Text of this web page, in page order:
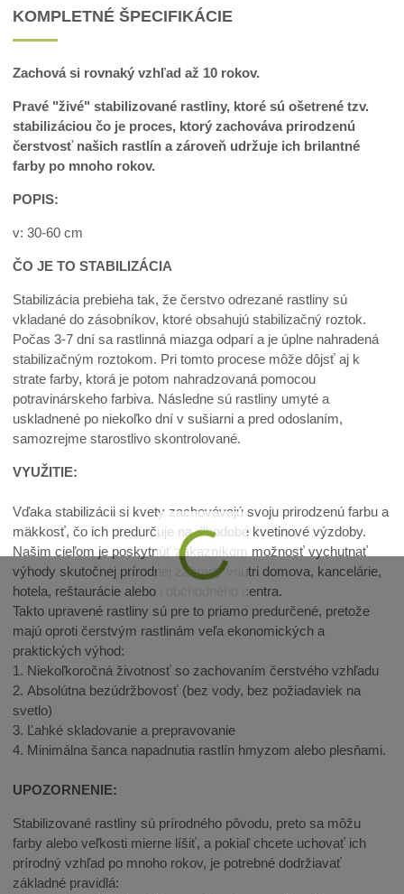
KOMPLETNÉ ŠPECIFIKÁCIE
Zachová si rovnaký vzhľad až 10 rokov.
Pravé "živé" stabilizované rastliny, ktoré sú ošetrené tzv.
stabilizáciou čo je proces, ktorý zachováva prirodzenú
čerstvosť našich rastlín a zároveň udržuje ich brilantné
farby po mnoho rokov.
POPIS:
v: 30-60 cm
ČO JE TO STABILIZÁCIA
Stabilizácia prebieha tak, že čerstvo odrezané rastliny sú
vkladané do zásobníkov, ktoré obsahujú stabilizačný roztok.
Počas 3-7 dní sa rastlinná miazga odparí a je úplne nahradená
stabilizačným roztokom. Pri tomto procese môže dôjsť aj k
strate farby, ktorá je potom nahradzovaná pomocou
potravinárskeho farbiva. Následne sú rastliny umyté a
uskladnené po niekoľko dní v sušiarni a pred odoslaním,
samozrejme starostlivo skontrolované.
VYUŽITIE:
Vďaka stabilizácii si kvety zachovávajú svoju prirodzenú farbu a
mäkkosť, čo ich predurčuje na dlhodobé kvetinové výzdoby.
Našim cieľom je poskytnúť zákazníkom možnosť vychutnať
výhody skutočnej prírodnej záhrady vnútri domova, kancelárie,
hotela, reštaurácie alebo i obchodného centra.
Takto upravené rastliny sú pre to priamo predurčené, pretože
majú oproti čerstvým rastlinám veľa ekonomických a
praktických výhod:
1. Niekoľkoročná životnosť so zachovaním čerstvého vzhľadu
2. Absolútna bezúdržbovosť (bez vody, bez požiadaviek na
svetlo)
3. Ľahké skladovanie a prepravovanie
4. Minimálna šanca napadnutia rastlín hmyzom alebo plesňami.
UPOZORNENIE:
Stabilizované rastliny sú prírodného pôvodu, preto sa môžu
farby alebo veľkosti mierne líšiť, a pokiaľ chcete uchovať ich
prírodný vzhľad po mnoho rokov, je potrebné dodržiavať
základné pravidlá: